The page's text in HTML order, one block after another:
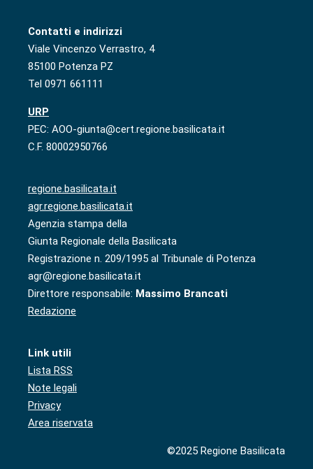
Contatti e indirizzi
Viale Vincenzo Verrastro, 4
85100 Potenza PZ
Tel 0971 661111
URP
PEC: AOO-giunta@cert.regione.basilicata.it
C.F. 80002950766
regione.basilicata.it
agr.regione.basilicata.it
Agenzia stampa della
Giunta Regionale della Basilicata
Registrazione n. 209/1995 al Tribunale di Potenza
agr@regione.basilicata.it
Direttore responsabile: Massimo Brancati
Redazione
Link utili
Lista RSS
Note legali
Privacy
Area riservata
©2025 Regione Basilicata